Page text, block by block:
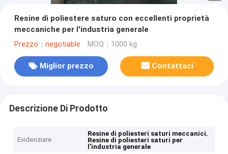
Resine di poliestere saturo con eccellenti proprietà
meccaniche per l'industria generale
Prezzo：negotiable MOQ：1000 kg
Miglior prezzo Contattaci
Descrizione Di Prodotto
Evidenziare
Resine di poliesteri saturi meccanici,
Resine di poliesteri saturi per
l'industria generale